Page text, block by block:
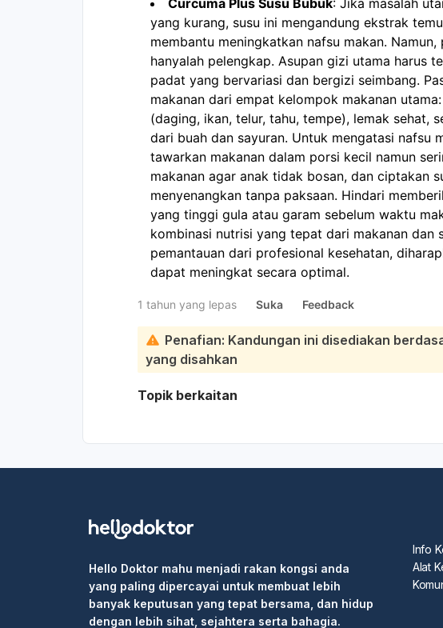
yang kurang, susu ini mengandung ekstrak
membantu meningkatkan nafsu makan.
hanyalah pelengkap. Asupan gizi utama harus
padat yang bervariasi dan bergizi seimbang.
makanan dari empat kelompok makanan
(daging, ikan, telur, tahu, tempe), lemak sehat,
dari buah dan sayuran. Untuk mengatasi nafsu
tawarkan makanan dalam porsi kecil namun
makanan agar anak tidak bosan, dan ciptakan
menyenangkan tanpa paksaan. Hindari
yang tinggi gula atau garam sebelum waktu
kombinasi nutrisi yang tepat dari makanan dan
pemantauan dari profesional kesehatan,
dapat meningkat secara optimal.
1 tahun yang lepas Suka Feedback
Penafian: Kandungan ini disediakan
yang disahkan
Topik berkaitan
Hello Doktor mahu menjadi rakan kongsi anda
yang paling dipercayai untuk membuat lebih
banyak keputusan yang tepat bersama, dan hidup
dengan lebih sihat, sejahtera serta bahagia.
Info
Alat